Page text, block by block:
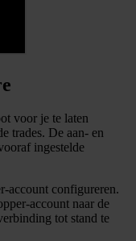
voor je te laten
trades. De aan- en
ingestelde
account configureren.
account naar de
tot stand te